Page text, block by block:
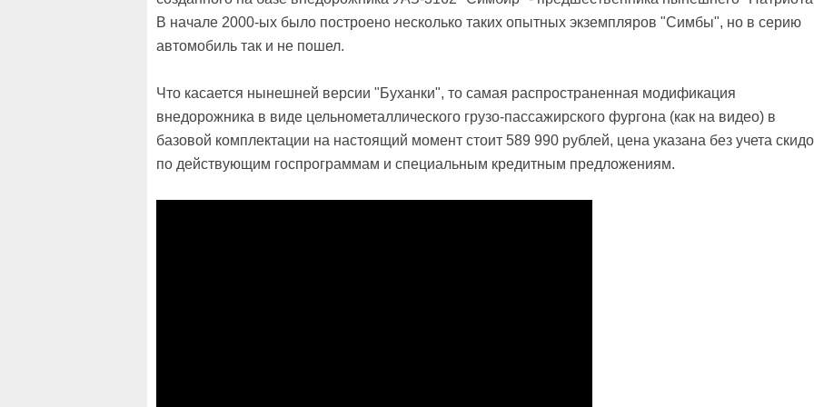
В начале 2000-ых было построено несколько таких опытных экземпляров "Симбы", но в серию
автомобиль так и не пошел.
Что касается нынешней версии "Буханки", то самая распространенная модификация
внедорожника в виде цельнометаллического грузо-пассажирского фургона (как на видео) в
базовой комплектации на настоящий момент стоит 589 990 рублей, цена указана без учета
по действующим госпрограммам и специальным кредитным предложениям.